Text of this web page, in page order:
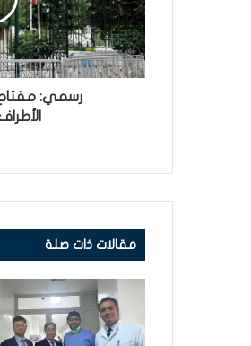
رسمي: مفتاح
مقالات ذات صلة